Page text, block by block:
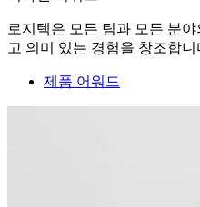
로지텍은 모든 팀과 모든 분
고 의미 있는 경험을 창조합니
제품 어워드